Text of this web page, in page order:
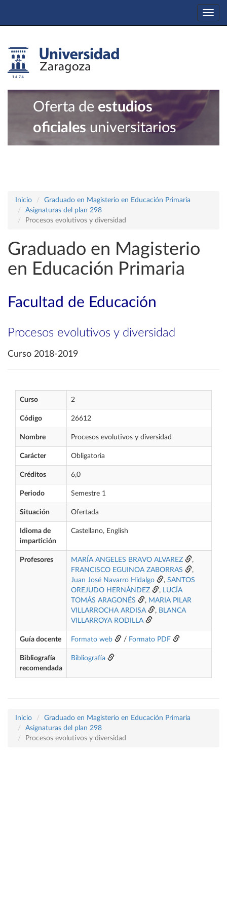
Oferta de estudios
oficiales universitarios
Inicio
Graduado en Magisterio en Educación Primaria
Asignaturas del plan 298
Procesos evolutivos y diversidad
Graduado en Magisterio
en Educación Primaria
Facultad de Educación
Procesos evolutivos y diversidad
Curso 2018-2019
Curso 2
Código 26612
Nombre Procesos evolutivos y diversidad
Carácter Obligatoria
Créditos 6,0
Periodo Semestre 1
Situación Ofertada
Idioma de
impartición
Castellano, English
Profesores MARÍA ANGELES BRAVO ALVAREZ
,
FRANCISCO EGUINOA ZABORRAS
,
Juan José Navarro Hidalgo
, SANTOS
OREJUDO HERNÁNDEZ
, LUCÍA
TOMÁS ARAGONÉS
, MARIA PILAR
VILLARROCHA ARDISA
, BLANCA
VILLARROYA RODILLA
Guía docente Formato web / Formato PDF
Bibliografía
recomendada
Bibliografía
Inicio
Graduado en Magisterio en Educación Primaria
Asignaturas del plan 298
Procesos evolutivos y diversidad